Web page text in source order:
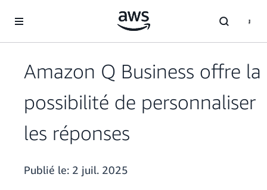
Amazon Q Business offre la
possibilité de personnaliser
les réponses
Publié le: 2 juil. 2025